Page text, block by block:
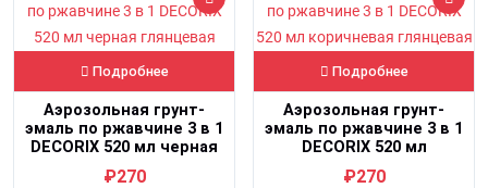
Подробнее
Аэрозольная грунт-
эмаль по ржавчине 3 в 1
DECORIX 520 мл черная
глянцевая
₽270
Подробнее
Аэрозольная грунт-
эмаль по ржавчине 3 в 1
DECORIX 520 мл
коричневая глянцевая
₽270